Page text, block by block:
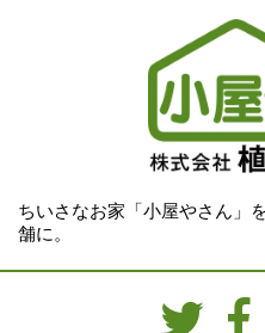
ちいさなお家「小屋やさん」
舗に。